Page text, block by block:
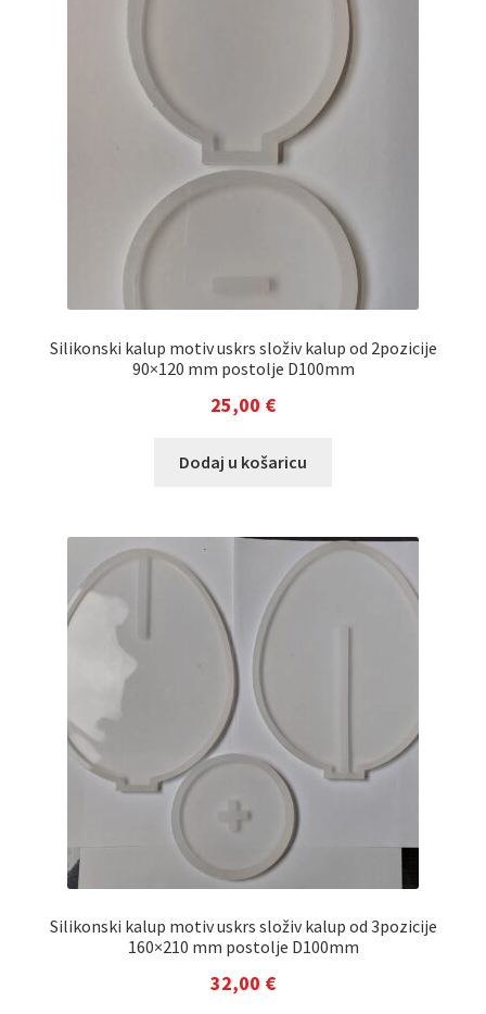
Silikonski kalup motiv uskrs složiv kalup od 2pozicije
90×120 mm postolje D100mm
25,00 €
Dodaj u košaricu
Silikonski kalup motiv uskrs složiv kalup od 3pozicije
160×210 mm postolje D100mm
32,00 €